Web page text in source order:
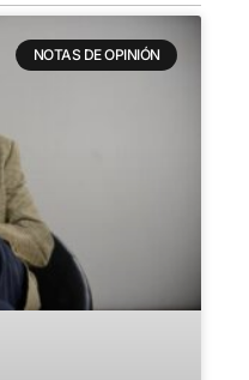
NOTAS DE OPINIÓN